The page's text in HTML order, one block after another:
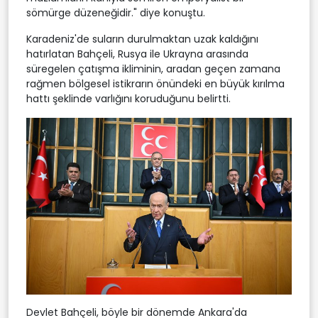
sömürge düzeneğidir." diye konuştu.
Karadeniz'de suların durulmaktan uzak kaldığını
hatırlatan Bahçeli, Rusya ile Ukrayna arasında
süregelen çatışma ikliminin, aradan geçen zamana
rağmen bölgesel istikrarın önündeki en büyük kırılma
hattı şeklinde varlığını koruduğunu belirtti.
Devlet Bahçeli, böyle bir dönemde Ankara'da